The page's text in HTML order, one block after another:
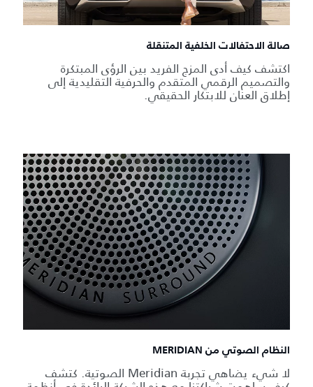
صالة الاحتفالات الخلفية المتنقلة
اكتشف كيف أدى المزج الفريد بين الرؤى المبتكرة
والتصميم الرقمي المتقدم والحرفية التقليدية إلى
إطلاق العنان للابتكار الحقيقي.
النظام الصوتي من MERIDIAN
لا شيء يضاهي تجربة Meridian الصوتية. كتشف